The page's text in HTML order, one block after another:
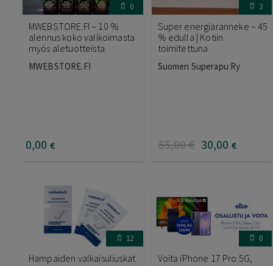
0
MWEBSTORE.FI – 10 %
alennus koko valikoimasta
myös aletuotteista
MWEBSTORE.FI
0,00 €
3
Super energiaranneke – 45
% edulla | Kotiin
toimitettuna
Suomen Superapu Ry
55,00€ 30,00 €
12
Hampaiden valkaisuliuskat
0
Voita iPhone 17 Pro 5G,